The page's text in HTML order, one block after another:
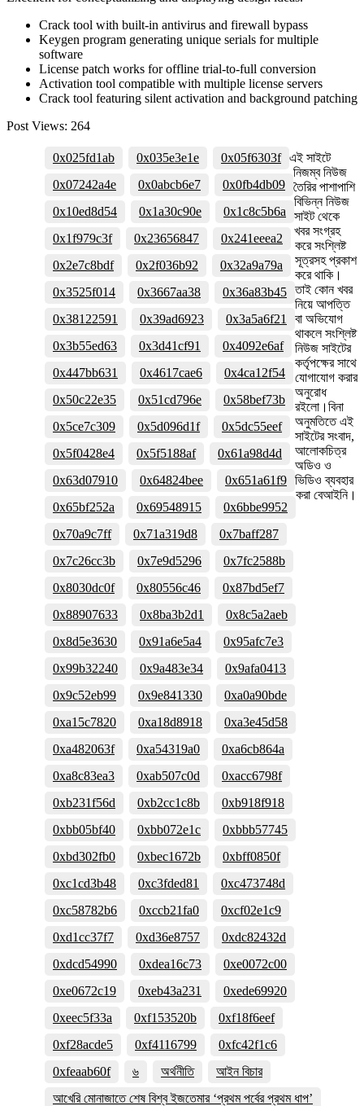
Crack tool with built-in antivirus and firewall bypass
Keygen program generating unique serials for multiple
software
License patch works for offline trial-to-full conversion
Activation tool compatible with multiple license servers
Crack tool featuring silent activation and background patching
Post Views: 264
0x025fd1ab 0x035e3e1e
0x05f6303f
0x07242a4e
0x0abcb6e7
0x0fb4db09
0x10ed8d54
0x1a30c90e
0x1c8c5b6a
0x1f979c3f
0x23656847
0x241eeea2
0x2e7c8bdf
0x2f036b92
0x32a9a79a
0x3525f014
0x3667aa38
0x36a83b45
0x38122591
0x39ad6923
0x3a5a6f21
0x3b55ed63
0x3d41cf91
0x4092e6af
0x447bb631
0x4617cae6
0x4ca12f54
0x50c22e35
0x51cd796e
0x58bef73b
0x5ce7c309
0x5d096d1f
0x5dc55eef
0x5f0428e4
0x5f5188af
0x61a98d4d
0x63d07910
0x64824bee
0x651a61f9
0x65bf252a
0x69548915
0x6bbe9952
0x70a9c7ff
0x71a319d8
0x7baff287
0x7c26cc3b
0x7e9d5296
0x7fc2588b
0x8030dc0f
0x80556c46
0x87bd5ef7
0x88907633
0x8ba3b2d1
0x8c5a2aeb
0x8d5e3630
0x91a6e5a4
0x95afc7e3
0x99b32240
0x9a483e34
0x9afa0413
0x9c52eb99
0x9e841330
0xa0a90bde
0xa15c7820
0xa18d8918
0xa3e45d58
0xa482063f
0xa54319a0
0xa6cb864a
0xa8c83ea3
0xab507c0d
0xacc6798f
0xb231f56d
0xb2cc1c8b
0xb918f918
0xbb05bf40
0xbb072e1c
0xbbb57745
0xbd302fb0
0xbec1672b
0xbff0850f
0xc1cd3b48
0xc3fded81
0xc473748d
0xc58782b6
0xccb21fa0
0xcf02e1c9
0xd1cc37f7
0xd36e8757
0xdc82432d
0xdcd54990
0xdea16c73
0xe0072c00
0xe0672c19
0xeb43a231
0xede69920
0xeec5f33a
0xf153520b
0xf18f6eef
0xf28acde5
0xf4116799
0xfc42f1c6
0xfeaab60f
৬ অর্থনীতি
আইন বিচার
আখেরি মোনাজাতে শেষ বিশ্ব ইজতেমার ‘প্রথম পর্বের প্রথম ধাপ’
এই সাইটে
নিজম্ব নিউজ
তৈরির পাশাপাশি
বিভিন্ন নিউজ
সাইট থেকে
খবর সংগ্রহ
করে সংশ্লিষ্ট
সূত্রসহ প্রকাশ
করে থাকি।
তাই কোন খবর
নিয়ে আপত্তি
বা অভিযোগ
থাকলে সংশ্লিষ্ট
নিউজ সাইটের
কর্তৃপক্ষের সাথে
যোগাযোগ করার
অনুরোধ
রইলো।বিনা
অনুমতিতে এই
সাইটের সংবাদ,
আলোকচিত্র
অডিও ও
ভিডিও ব্যবহার
করা বেআইনি।